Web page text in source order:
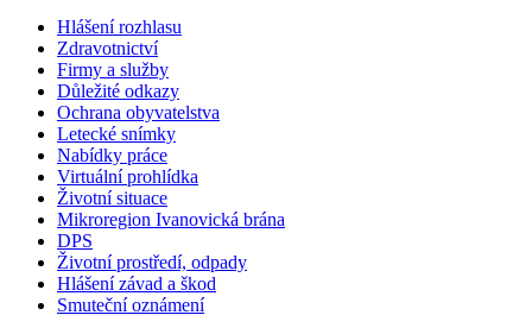
Hlášení rozhlasu
Zdravotnictví
Firmy a služby
Důležité odkazy
Ochrana obyvatelstva
Letecké snímky
Nabídky práce
Virtuální prohlídka
Životní situace
Mikroregion Ivanovická brána
DPS
Životní prostředí, odpady
Hlášení závad a škod
Smuteční oznámení